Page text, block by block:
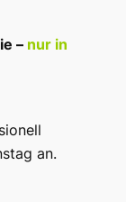
– nur in
an.